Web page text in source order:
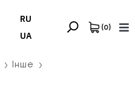
RU
UA
(0)
Інше